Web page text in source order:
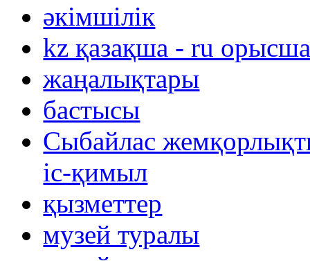
әкімшілік
kz қазақша - ru
жаңалықтары
бастысы
Сыбайлас
іс-қимыл
қызметтер
музей туралы